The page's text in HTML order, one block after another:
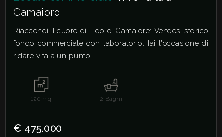
Camaiore
Riaccendi il cuore di Lido di Camaiore: Vendesi storico
fondo commerciale con laboratorio.Hai l'occasione di
ridare vita a un punto...
120 mq 2 Bagni
€ 475.000